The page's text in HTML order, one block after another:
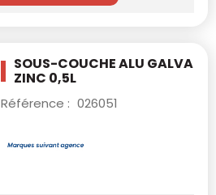
SOUS-COUCHE ALU GALVA
ZINC 0,5L
Référence : 026051